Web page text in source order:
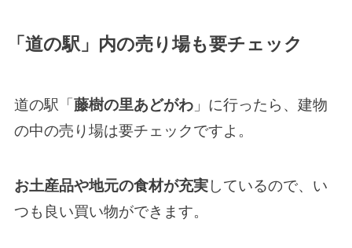
「道の駅」内の売り場も要チェック
道の駅「 藤樹の里あどがわ」に行ったら、建物
の中の売り場は要チェックですよ。
お土産品や地元の食材が充実しているので、い
つも良い買い物ができます。